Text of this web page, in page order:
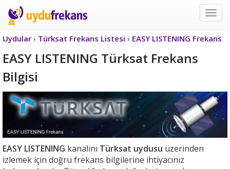
Uydu
Uydular › Türksat Frekans Listesi › EASY LISTENING Frekans
EASY LISTENING Türksat Frekans
Bilgisi
EASY LISTENING kanalını Türksat uydusu üzerinden
izlemek için doğru frekans bilgilerine ihtiyacınız